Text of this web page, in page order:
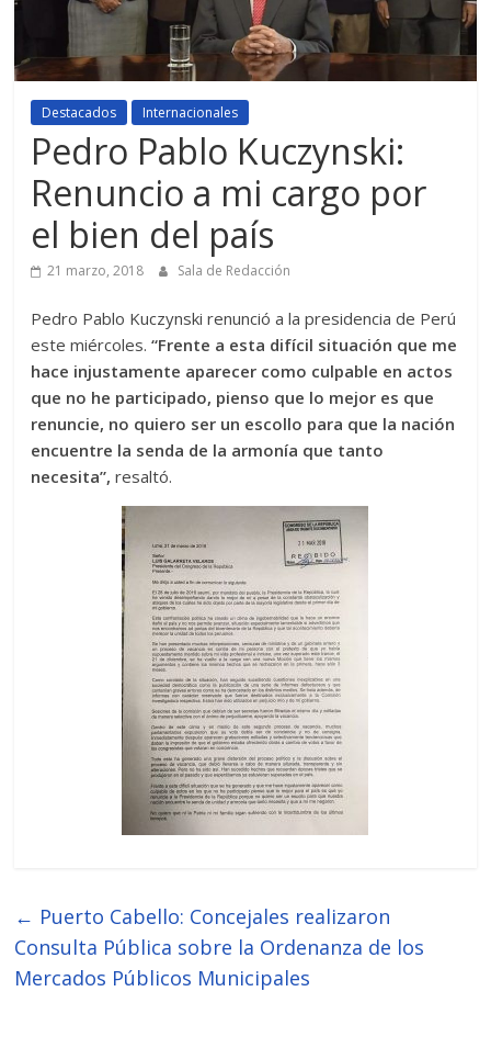
Destacados Internacionales
Pedro Pablo Kuczynski:
Renuncio a mi cargo por
el bien del país
21 marzo, 2018 Sala de Redacción
Pedro Pablo Kuczynski renunció a la presidencia de Perú
este miércoles. “Frente a esta difícil situación que me
hace injustamente aparecer como culpable en actos
que no he participado, pienso que lo mejor es que
renuncie, no quiero ser un escollo para que la nación
encuentre la senda de la armonía que tanto
necesita”,resaltó.
← Puerto Cabello: Concejales realizaron
Consulta Pública sobre la Ordenanza de los
Mercados Públicos Municipales